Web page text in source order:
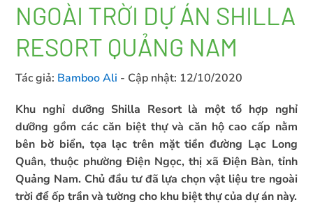
NGOÀI TRỜI DỰ ÁN SHILLA
RESORT QUẢNG NAM
Tác giả: Bamboo Ali - Cập nhật: 12/10/2020
Khu nghỉ dưỡng Shilla Resort là một tổ hợp nghỉ
dưỡng gồm các căn biệt thự và căn hộ cao cấp nằm
bên bờ biển, tọa lạc trên mặt tiền đường Lạc Long
Quân, thuộc phường Điện Ngọc, thị xã Điện Bàn, tỉnh
Quảng Nam. Chủ đầu tư đã lựa chọn vật liệu tre ngoài
trời để ốp trần và tường cho khu biệt thự của dự án này.